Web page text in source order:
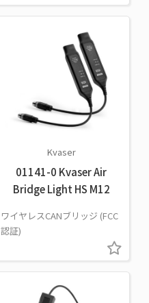
Kvaser
01141-0 Kvaser Air
Bridge Light HS M12
ワイヤレスCANブリッジ (FCC
認証)